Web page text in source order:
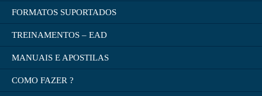
FORMATOS SUPORTADOS
TREINAMENTOS – EAD
MANUAIS E APOSTILAS
COMO FAZER ?